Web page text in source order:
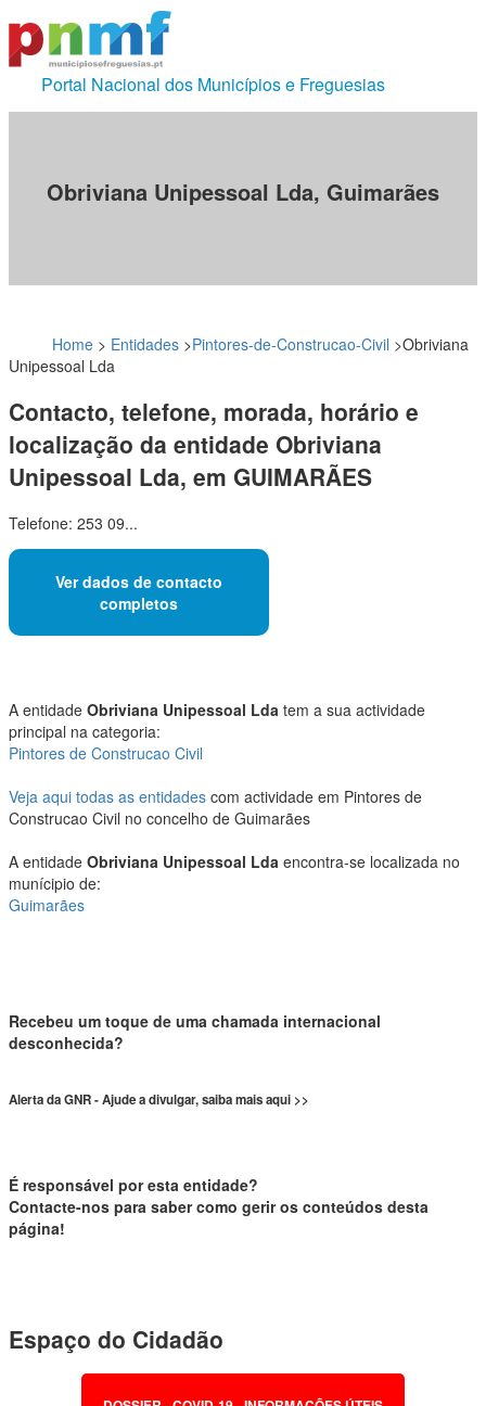
Portal Nacional dos Municípios e Freguesias
Obriviana Unipessoal Lda, Guimarães
Home > Entidades >Pintores-de-Construcao-Civil >Obriviana
Unipessoal Lda
Contacto, telefone, morada, horário e
localização da entidade Obriviana
Unipessoal Lda, em GUIMARÃES
Telefone: 253 09...
Ver dados de contacto
completos
A entidade Obriviana Unipessoal Lda tem a sua actividade
principal na categoria:
Pintores de Construcao Civil
Veja aqui todas as entidades com actividade em Pintores de
Construcao Civil no concelho de Guimarães
A entidade Obriviana Unipessoal Lda encontra-se localizada no
munícipio de:
Guimarães
Recebeu um toque de uma chamada internacional
desconhecida?
Alerta da GNR - Ajude a divulgar, saiba mais aqui >>
É responsável por esta entidade?
Contacte-nos para saber como gerir os conteúdos desta
página!
Espaço do Cidadão